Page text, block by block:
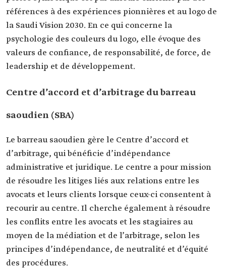
références à des expériences pionnières et au logo de
la Saudi Vision 2030. En ce qui concerne la
psychologie des couleurs du logo, elle évoque des
valeurs de confiance, de responsabilité, de force, de
leadership et de développement.
Centre d’accord et d’arbitrage du barreau
saoudien (SBA)
Le barreau saoudien gère le Centre d’accord et
d’arbitrage, qui bénéficie d’indépendance
administrative et juridique. Le centre a pour mission
de résoudre les litiges liés aux relations entre les
avocats et leurs clients lorsque ceux-ci consentent à
recourir au centre. Il cherche également à résoudre
les conflits entre les avocats et les stagiaires au
moyen de la médiation et de l’arbitrage, selon les
principes d’indépendance, de neutralité et d’équité
des procédures.